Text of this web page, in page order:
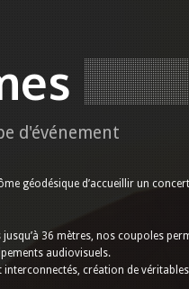
d'événement
géodésique d’accueillir un
jusqu’à 36 mètres, nos coupoles
audiovisuels.
interconnectés, création de